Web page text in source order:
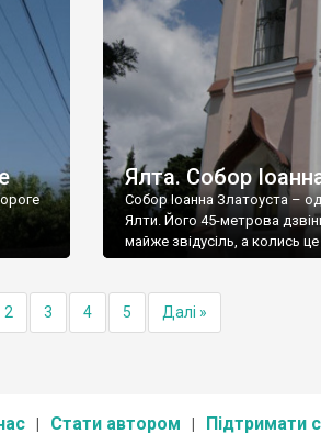
Ялта. Собор
Собор Іоанна Златоуста –
Ялти. Його 45-метрова
майже звідусіль, а колись
2 3 4 5 Далі »
Стати автором Підтримати